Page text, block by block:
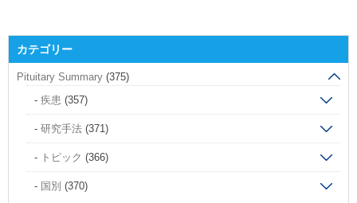
カテゴリー
Pituitary Summary (375)
疾患 (357)
研究手法 (371)
トピック (366)
国別 (370)